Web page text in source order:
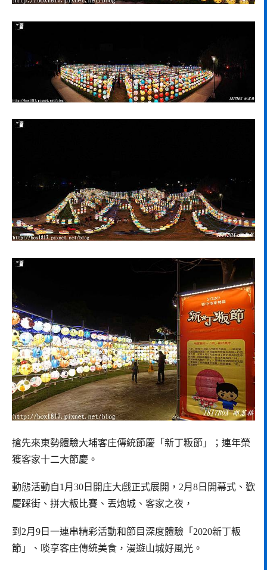
搶先來東勢體驗大埔客庄傳統節慶「新丁粄節」；連年榮
獲客家十二大節慶。
動態活動自1月30日開庄大戲正式展開，2月8日開幕式、歡
慶踩街、拼大粄比賽、丟炮城、客家之夜，
到2月9日一連串精彩活動和節目深度體驗「2020新丁粄
節」、啖享客庄傳統美食，漫遊山城好風光。